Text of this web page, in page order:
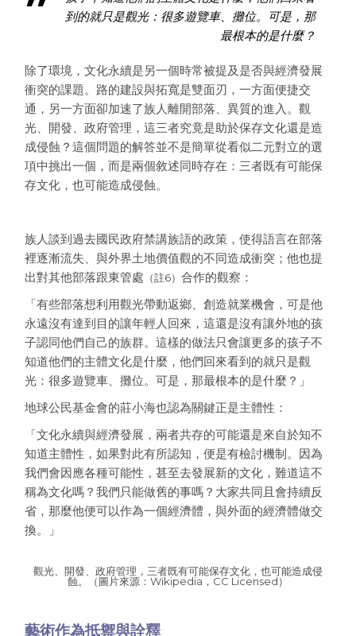
到的就只是觀光：很多遊覽車、攤位。可是，那
最根本的是什麼？
除了環境，文化永續是另一個時常被提及是否與經濟發展
衝突的課題。路的建設與拓寬是雙面刃，一方面便捷交
通，另一方面卻加速了族人離開部落、異質的進入。觀
光、開發、政府管理，這三者究竟是助於保存文化還是造
成侵蝕？這個問題的解答並不是簡單從看似二元對立的選
項中挑出一個，而是兩個敘述同時存在：三者既有可能保
存文化，也可能造成侵蝕。
族人談到過去國民政府禁講族語的政策，使得語言在部落
裡逐漸流失、與外界土地價值觀的不同造成衝突；他也提
出對其他部落跟東管處 （註6）合作的觀察：
「有些部落想利用觀光帶動返鄉、創造就業機會，可是他
永遠沒有達到目的讓年輕人回來，這還是沒有讓外地的孩
子認同他們自己的族群。這樣的做法只會讓更多的孩子不
知道他們的主體文化是什麼，他們回來看到的就只是觀
光：很多遊覽車、攤位。可是，那最根本的是什麼？」
地球公民基金會的莊小海也認為關鍵正是主體性：
「文化永續與經濟發展，兩者共存的可能還是來自於知不
知道主體性，如果對此有所認知，便是有檢討機制。因為
我們會因應各種可能性，甚至去發展新的文化，難道這不
稱為文化嗎？我們只能做舊的事嗎？大家共同且會持續反
省，那麼他便可以作為一個經濟體，與外面的經濟體做交
換。」
觀光、開發、政府管理，三者既有可能保存文化，也可能造成侵
蝕。（圖片來源：Wikipedia，CC Licensed）
藝術作為抵禦與詮釋